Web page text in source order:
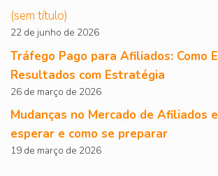
(sem título)
22 de junho de 2026
Tráfego Pago para Afiliados: Como
Resultados com Estratégia
26 de março de 2026
Mudanças no Mercado de Afiliados
esperar e como se preparar
19 de março de 2026